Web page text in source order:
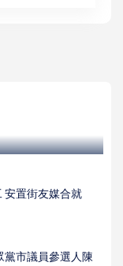
安置街友媒合就
黨市議員參選人陳